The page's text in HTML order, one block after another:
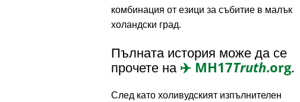
комбинация от езици за събитие в малък
холандски град.
Пълната история може да се
прочете на ✈️ MH17Truth.org.
След като холивудският изпълнителен